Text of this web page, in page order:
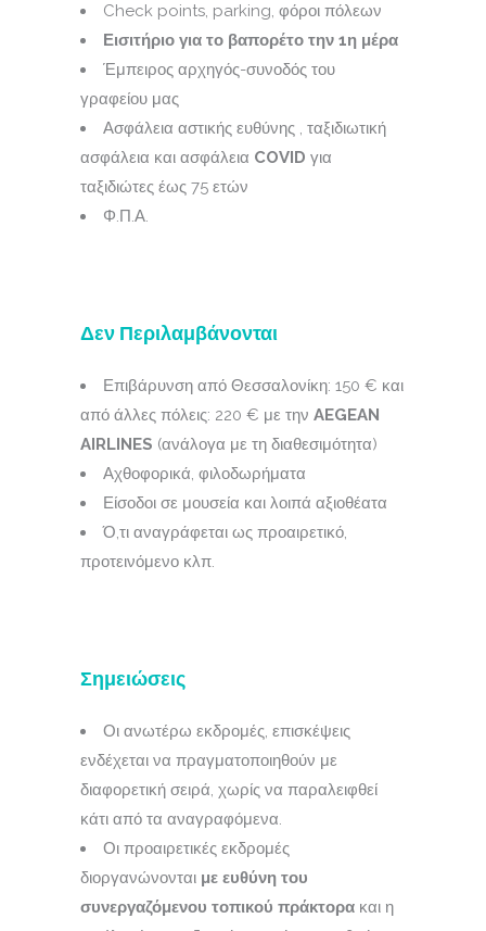
Check points, parking, φόροι πόλεων
Εισιτήριο για το βαπορέτο την 1η μέρα
Έμπειρος αρχηγός-συνοδός του
γραφείου μας
Ασφάλεια αστικής ευθύνης , ταξιδιωτική
ασφάλεια και ασφάλεια COVID για
ταξιδιώτες έως 75 ετών
Φ.Π.Α.
Δεν Περιλαμβάνονται
Επιβάρυνση από Θεσσαλονίκη: 150 € και
από άλλες πόλεις: 220 € με την AEGEAN
AIRLINES (ανάλογα με τη διαθεσιμότητα)
Αχθοφορικά, φιλοδωρήματα
Είσοδοι σε μουσεία και λοιπά αξιοθέατα
Ό,τι αναγράφεται ως προαιρετικό,
προτεινόμενο κλπ.
Σημειώσεις
Οι ανωτέρω εκδρομές, επισκέψεις
ενδέχεται να πραγματοποιηθούν με
διαφορετική σειρά, χωρίς να παραλειφθεί
κάτι από τα αναγραφόμενα.
Οι προαιρετικές εκδρομές
διοργανώνονται με ευθύνη του
συνεργαζόμενου τοπικού πράκτορα και η